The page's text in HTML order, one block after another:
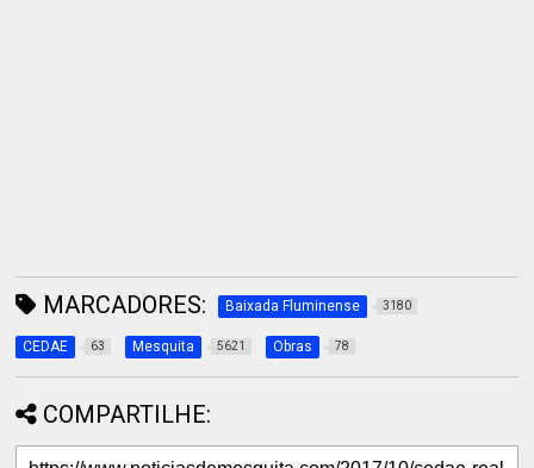
MARCADORES: Baixada Fluminense 3180
CEDAE 63 Mesquita 5621 Obras 78
COMPARTILHE: